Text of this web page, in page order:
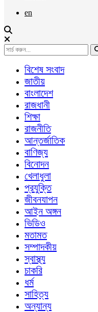
en
বিশেষ সংবাদ
জাতীয়
বাংলাদেশ
রাজধানী
শিক্ষা
রাজনীতি
আন্তর্জাতিক
বাণিজ্য
বিনোদন
খেলাধুলা
প্রযুক্তি
জীবনযাপন
আইন অঙ্গন
ভিডিও
মতামত
সম্পাদকীয়
স্বাস্থ্য
চাকরি
ধর্ম
সাহিত্য
অন্যান্য